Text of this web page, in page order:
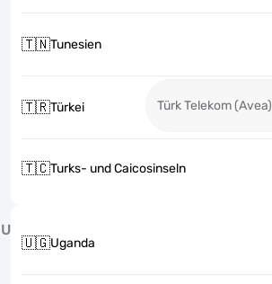
🇹🇳Tunesien
🇹🇷Türkei Türk Telekom (Avea)
🇹🇨Turks- und Caicosinseln
U
🇺🇬Uganda